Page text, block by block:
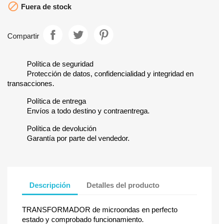
 Fuera de stock
Compartir
Política de seguridad
Protección de datos, confidencialidad y integridad en
transacciones.
Política de entrega
Envíos a todo destino y contraentrega.
Política de devolución
Garantía por parte del vendedor.
Descripción Detalles del producto
TRANSFORMADOR de microondas en perfecto
estado y comprobado funcionamiento.